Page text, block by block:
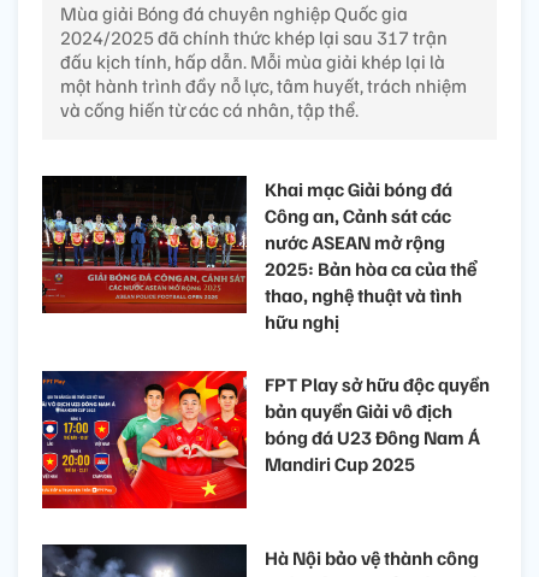
Mùa giải Bóng đá chuyên nghiệp Quốc gia
2024/2025 đã chính thức khép lại sau 317 trận
đấu kịch tính, hấp dẫn. Mỗi mùa giải khép lại là
một hành trình đầy nỗ lực, tâm huyết, trách nhiệm
và cống hiến từ các cá nhân, tập thể.
Khai mạc Giải bóng đá
Công an, Cảnh sát các
nước ASEAN mở rộng
2025: Bản hòa ca của thể
thao, nghệ thuật và tình
hữu nghị
FPT Play sở hữu độc quyền
bản quyền Giải vô địch
bóng đá U23 Đông Nam Á
Mandiri Cup 2025
Hà Nội bảo vệ thành công